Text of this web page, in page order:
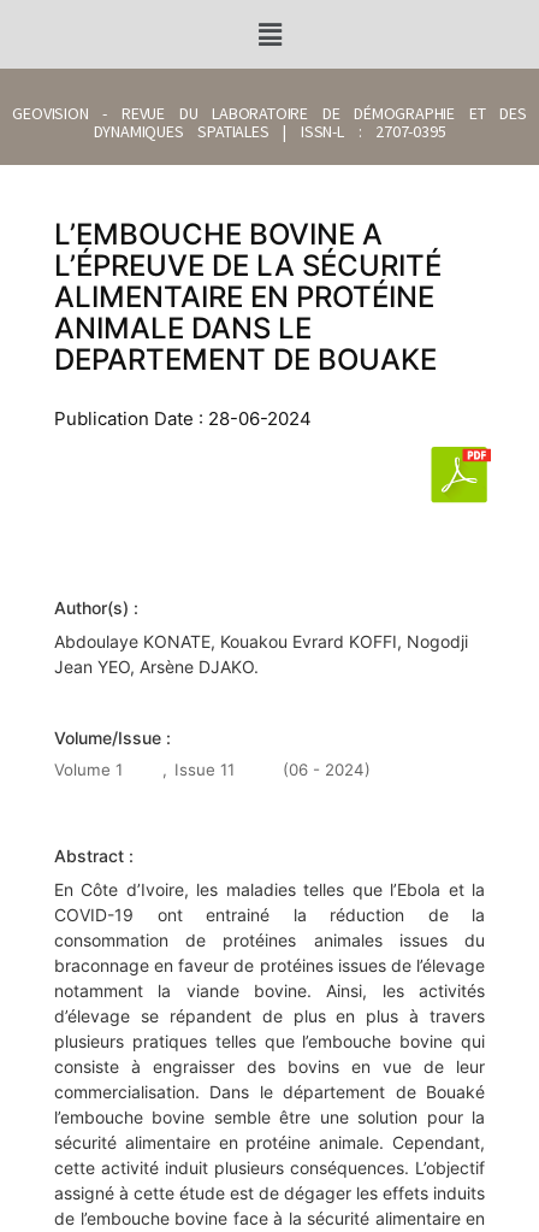
GEOVISION - REVUE DU LABORATOIRE DE DÉMOGRAPHIE ET DES
DYNAMIQUES SPATIALES | ISSN-L : 2707-0395
L’EMBOUCHE BOVINE A
L’ÉPREUVE DE LA SÉCURITÉ
ALIMENTAIRE EN PROTÉINE
ANIMALE DANS LE
DEPARTEMENT DE BOUAKE
Publication Date : 28-06-2024
Author(s) :
Abdoulaye KONATE, Kouakou Evrard KOFFI, Nogodji
Jean YEO, Arsène DJAKO.
Volume/Issue :
Volume 1 , Issue 11 (06 - 2024)
Abstract :
En Côte d’Ivoire, les maladies telles que l’Ebola et la
COVID-19 ont entrainé la réduction de la
consommation de protéines animales issues du
braconnage en faveur de protéines issues de l’élevage
notamment la viande bovine. Ainsi, les activités
d’élevage se répandent de plus en plus à travers
plusieurs pratiques telles que l’embouche bovine qui
consiste à engraisser des bovins en vue de leur
commercialisation. Dans le département de Bouaké
l’embouche bovine semble être une solution pour la
sécurité alimentaire en protéine animale. Cependant,
cette activité induit plusieurs conséquences. L’objectif
assigné à cette étude est de dégager les effets induits
de l’embouche bovine face à la sécurité alimentaire en